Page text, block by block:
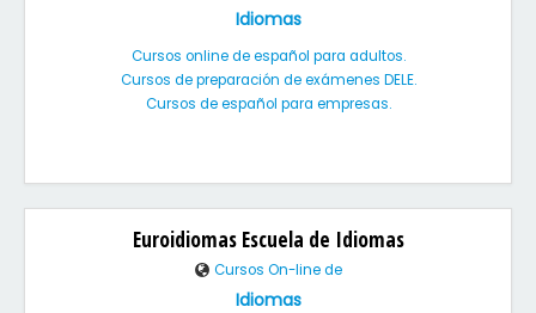
Idiomas
Cursos online de español para adultos.
Cursos de preparación de exámenes DELE.
Cursos de español para empresas.
Euroidiomas Escuela de Idiomas
Cursos On-line de
Idiomas